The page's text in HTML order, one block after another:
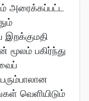
அரைக்கப்பட்ட
இறக்குமதி
மூலம் பகிர்ந்து
வெளியிடும்